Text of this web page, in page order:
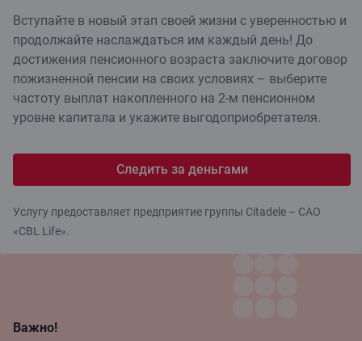
Вступайте в новый этап своей жизни с уверенностью и
продолжайте наслаждаться им каждый день! До
достижения пенсионного возраста заключите договор
пожизненной пенсии на своих условиях – выберите
частоту выплат накопленного на 2-м пенсионном
уровне капитала и укажите выгодоприобретателя.
Следить за деньгами
Услугу предоставляет предприятие группы Citadele – САО
«CBL Life».
Важно!